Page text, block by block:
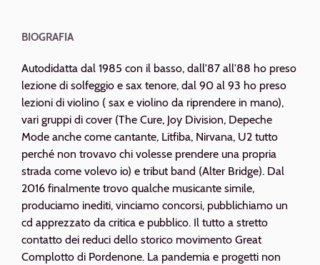
BIOGRAFIA
Autodidatta dal 1985 con il basso, dall'87 all'88 ho preso
lezione di solfeggio e sax tenore, dal 90 al 93 ho preso
lezioni di violino ( sax e violino da riprendere in mano),
vari gruppi di cover (The Cure, Joy Division, Depeche
Mode anche come cantante, Litfiba, Nirvana, U2 tutto
perché non trovavo chi volesse prendere una propria
strada come volevo io) e tribut band (Alter Bridge). Dal
2016 finalmente trovo qualche musicante simile,
produciamo inediti, vinciamo concorsi, pubblichiamo un
cd apprezzato da critica e pubblico. Il tutto a stretto
contatto dei reduci dello storico movimento Great
Complotto di Pordenone. La pandemia e progetti non